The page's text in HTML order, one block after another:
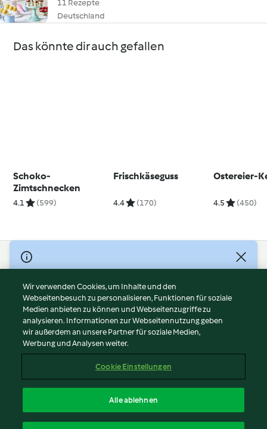
11 Rezepte
Deutschland
Das könnte dir auch gefallen
Schoko-
Zimtschnecken
4.1 (599)
Frischkäseguss
4.4 (170)
Ostereier-
4.5 (450)
© Copyright 2026
Nutzungsbedingungen
Datenschutzrichtlinien
Disclaimer
Impressum
Cookies
Abo kündigen
Erklärung zur Barrierefreiheit
Wir verwenden Cookies, um Inhalte und den
Webseitenbesuch zu personalisieren, Funktionen für soziale
Medien anbieten zu können und Webseitenzugriffe zu
analysieren. Informationen zur Webseitennutzung geben
wir außerdem an unsere Partner für soziale Medien,
Werbung und Analysen weiter.
Cookie Einstellungen
Alle ablehnen